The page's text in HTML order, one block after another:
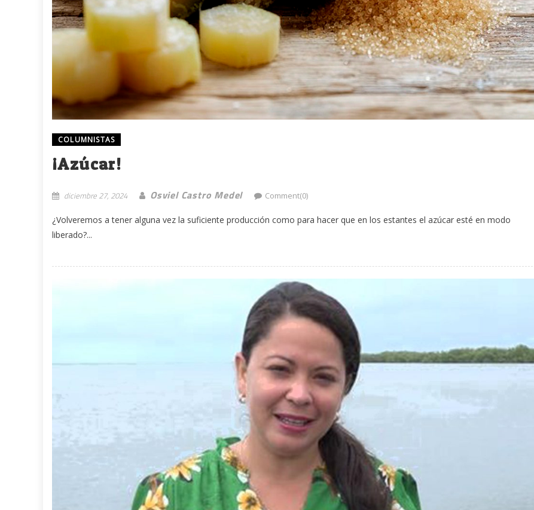
COLUMNISTAS
¡Azúcar!
diciembre 27, 2024 Osviel Castro Medel Comment(0)
¿Volveremos a tener alguna vez la suficiente producción como para hacer que en los estantes el azúcar esté en modo
liberado?...